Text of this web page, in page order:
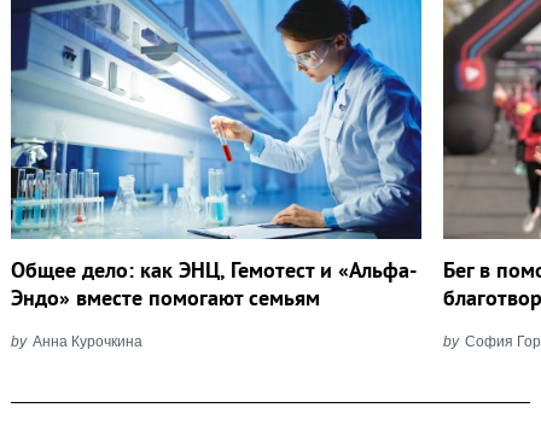
Общее дело: как ЭНЦ, Гемотест и «Альфа-
Эндо» вместе помогают семьям
by Анна Курочкина
Бег в
by София